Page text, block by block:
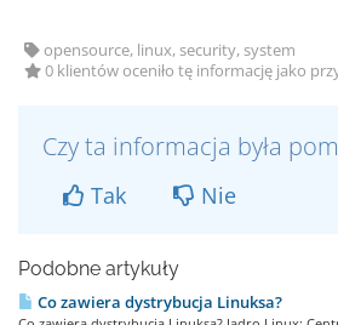
opensource, linux, security, system
0 klientów oceniło tę informację jako
Czy ta informacja była
Tak Nie
Podobne artykuły
Co zawiera dystrybucja Linuksa?